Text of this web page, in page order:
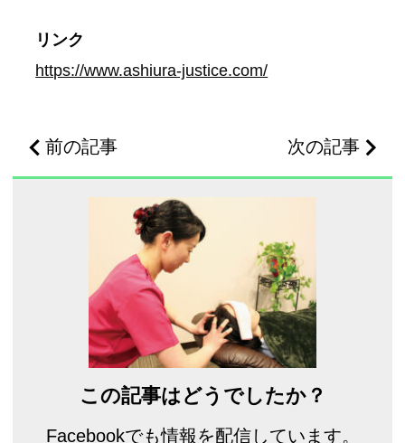
リンク
https://www.ashiura-justice.com/
前の記事 次の記事
この記事はどうでしたか？
Facebookでも情報を配信しています。